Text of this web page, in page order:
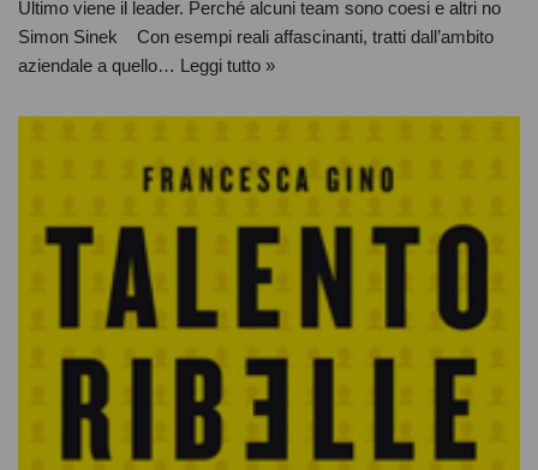
Ultimo viene il leader. Perché alcuni team sono coesi e altri no
Simon Sinek Con esempi reali affascinanti, tratti dall’ambito
aziendale a quello… Leggi tutto »